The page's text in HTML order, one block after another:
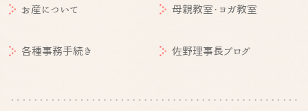
お産について 母親教室・ヨガ教室
各種事務手続き 佐野理事長ブログ